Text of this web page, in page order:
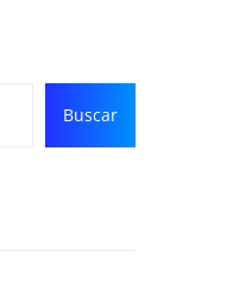
Buscar